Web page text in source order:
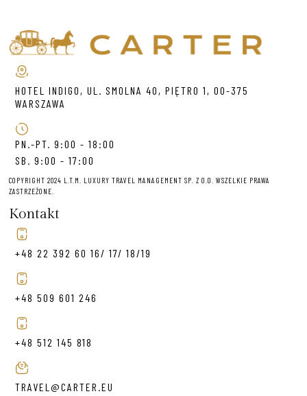
HOTEL INDIGO, UL. SMOLNA 40, PIĘTRO 1, 00-375
WARSZAWA
PN.-PT. 9:00 - 18:00
SB. 9:00 - 17:00
COPYRIGHT 2024 L.T.M. LUXURY TRAVEL MANAGEMENT SP. Z O.O. WSZELKIE PRAWA
ZASTRZEŻONE.
Kontakt
+48 22 392 60 16/ 17/ 18/19
+48 509 601 246
+48 512 145 818
TRAVEL@CARTER.EU